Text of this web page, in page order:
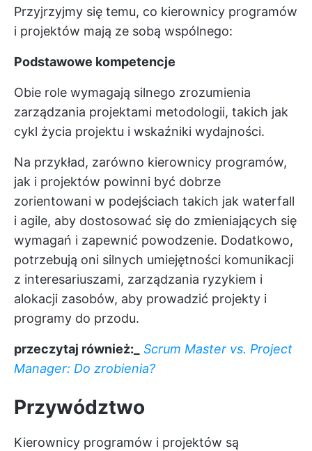
Przyjrzyjmy się temu, co kierownicy programów
i projektów mają ze sobą wspólnego:
Podstawowe kompetencje
Obie role wymagają silnego zrozumienia
zarządzania projektami metodologii, takich jak
cykl życia projektu i wskaźniki wydajności.
Na przykład, zarówno kierownicy programów,
jak i projektów powinni być dobrze
zorientowani w podejściach takich jak waterfall
i agile, aby dostosować się do zmieniających się
wymagań i zapewnić powodzenie. Dodatkowo,
potrzebują oni silnych umiejętności komunikacji
z interesariuszami, zarządzania ryzykiem i
alokacji zasobów, aby prowadzić projekty i
programy do przodu.
przeczytaj również:_
Scrum Master vs. Project
Manager: Do zrobienia?
Przywództwo
Kierownicy programów i projektów są